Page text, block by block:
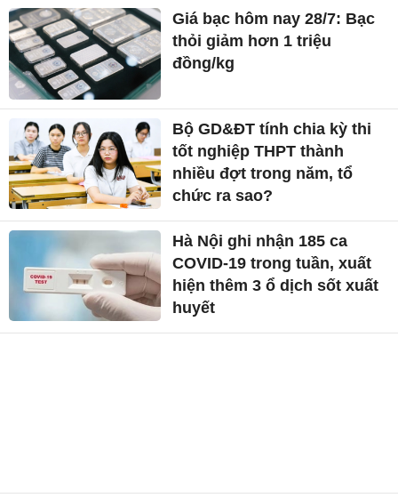
Giá bạc hôm nay 28/7: Bạc
thỏi giảm hơn 1 triệu
đồng/kg
Bộ GD&ĐT tính chia kỳ thi
tốt nghiệp THPT thành
nhiều đợt trong năm, tổ
chức ra sao?
Hà Nội ghi nhận 185 ca
COVID-19 trong tuần, xuất
hiện thêm 3 ổ dịch sốt xuất
huyết